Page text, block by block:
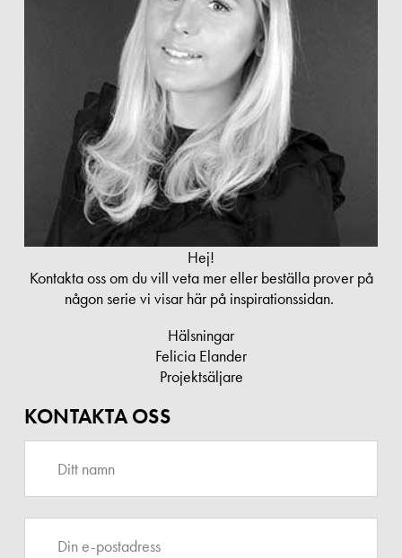
Hej!
Kontakta oss om du vill veta mer eller beställa prover på
någon serie vi visar här på inspirationssidan.
Hälsningar
Felicia Elander
Projektsäljare
KONTAKTA OSS